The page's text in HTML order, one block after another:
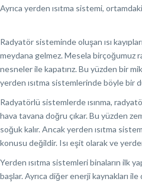
Ayrıca yerden ısıtma sistemi,
Radyatör sisteminde oluşan ısı
meydana gelmez. Mesela birçoğumuz
nesneler ile kapatırız. Bu yüzden bir
yerden ısıtma sistemlerinde böyle bir
Radyatörlü sistemlerde ısınma,
hava tavana doğru çıkar. Bu yüzden
soğuk kalır. Ancak yerden ısıtma
konusu değildir. Isı eşit olarak ve
Yerden ısıtma sistemleri binaların ilk
başlar. Ayrıca diğer enerji kaynakları